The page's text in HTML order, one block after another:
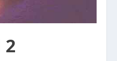
2